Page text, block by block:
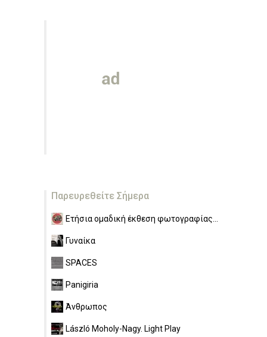
Παρευρεθείτε Σήμερα
Ετήσια ομαδική έκθεση φωτογραφίας...
Γυναίκα
SPACES
Panigiria
Άνθρωπος
László Moholy-Nagy. Light Play